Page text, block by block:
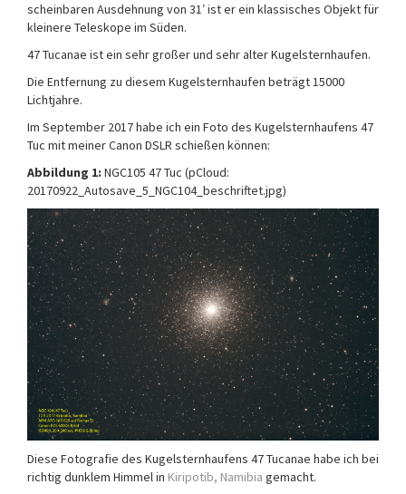
scheinbaren Ausdehnung von 31′ ist er ein klassisches Objekt für
kleinere Teleskope im Süden.
47 Tucanae ist ein sehr großer und sehr alter Kugelsternhaufen.
Die Entfernung zu diesem Kugelsternhaufen beträgt 15000
Lichtjahre.
Im September 2017 habe ich ein Foto des Kugelsternhaufens 47
Tuc mit meiner Canon DSLR schießen können:
Abbildung 1: NGC105 47 Tuc (pCloud:
20170922_Autosave_5_NGC104_beschriftet.jpg)
Diese Fotografie des Kugelsternhaufens 47 Tucanae habe ich bei
richtig dunklem Himmel in Kiripotib, Namibia gemacht.